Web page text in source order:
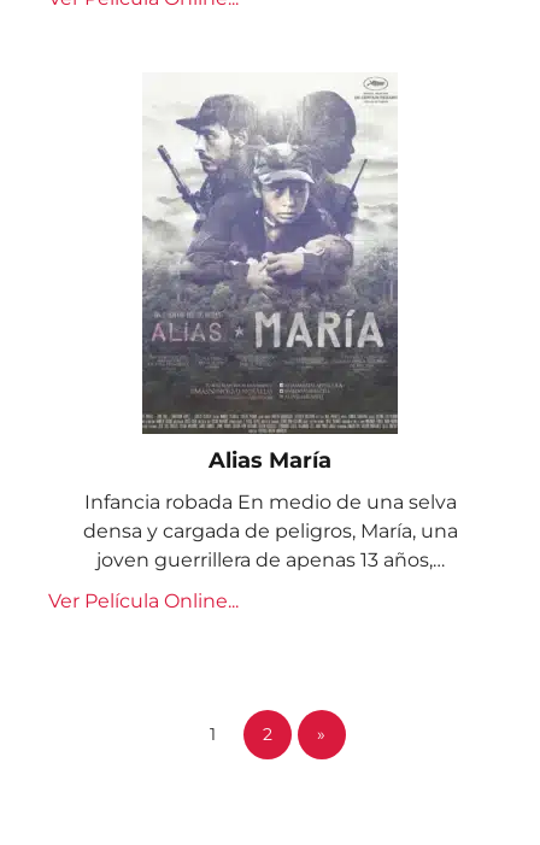
Alias María
Infancia robada En medio de una selva
densa y cargada de peligros, María, una
joven guerrillera de apenas 13 años,…
Ver Película Online...
1 2 »